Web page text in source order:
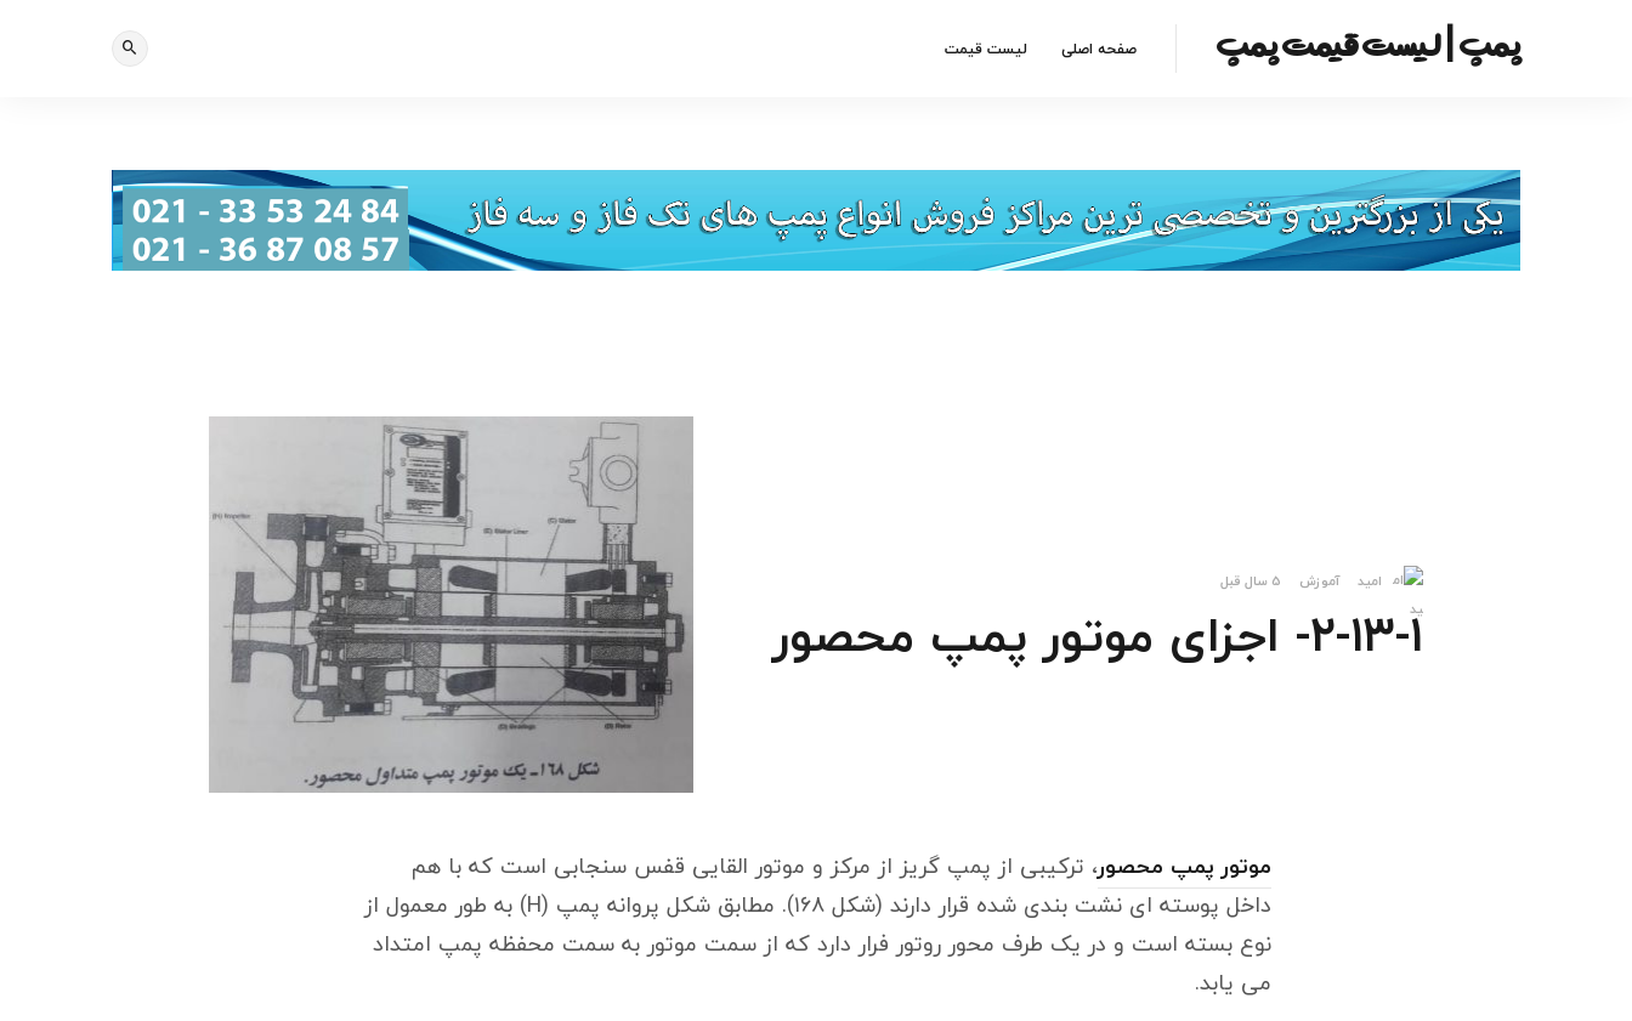
پمپ | لیست قیمت پمپ صفحه اصلی لیست قیمت
امید آموزش 5 سال قبل
۲-۱۳-۱- اجزای موتور پمپ محصور
موتور پمپ محصور، ترکیبی از پمپ گریز از مرکز و موتور القایی قفس سنجابی است که با هم
داخل پوسته ای نشت بندی شده قرار دارند (شکل ۱۶۸). مطابق شکل پروانه پمپ (H) به طور معمول از
نوع بسته است و در یک طرف محور روتور فرار دارد که از سمت موتور به سمت محفظه پمپ امتداد
می یابد.